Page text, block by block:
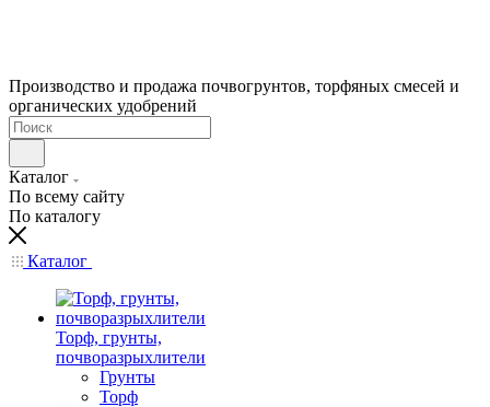
Производство и продажа почвогрунтов, торфяных смесей и
органических удобрений
Каталог
По всему сайту
По каталогу
Каталог
Торф, грунты,
почворазрыхлители
Грунты
Торф